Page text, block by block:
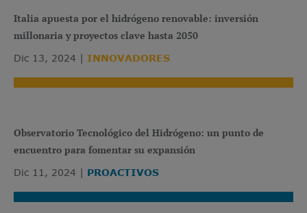
Italia apuesta por el hidrógeno renovable: inversión
millonaria y proyectos clave hasta 2050
Dic 13, 2024 INNOVADORES
Observatorio Tecnológico del Hidrógeno: un punto de
encuentro para fomentar su expansión
Dic 11, 2024 PROACTIVOS